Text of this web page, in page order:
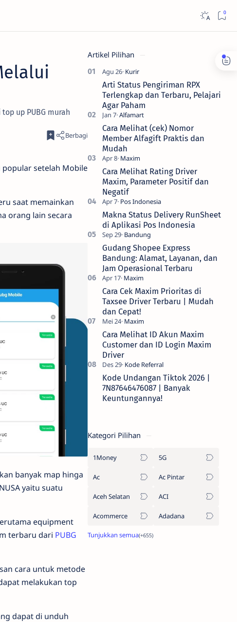
up PUBG murah
popular setelah Mobile
saat memainkan
orang lain secara
banyak map hinga
yaitu suatu
equipment
terbaru dari PUBG
cara untuk metode
melakukan top
dapat di unduh
Artikel Pilihan
Arti Status Pengiriman RPX
Terlengkap dan Terbaru, Pelajari
Agar Paham
Cara Melihat (cek) Nomor
Member Alfagift Praktis dan
Mudah
Cara Melihat Rating Driver
Maxim, Parameter Positif dan
Negatif
Makna Status Delivery RunSheet
di Aplikasi Pos Indonesia
Gudang Shopee Express
Bandung: Alamat, Layanan, dan
Jam Operasional Terbaru
Cara Cek Maxim Prioritas di
Taxsee Driver Terbaru | Mudah
dan Cepat!
Cara Melihat ID Akun Maxim
Customer dan ID Login Maxim
Driver
Kode Undangan Tiktok 2026 |
7N87646476087 | Banyak
Keuntungannya!
Kategori Pilihan
1Money 5G
Ac Ac Pintar
Aceh Selatan ACI
Acommerce Adadana